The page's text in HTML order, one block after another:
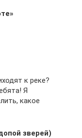
к реке?
Я
какое
зверей)